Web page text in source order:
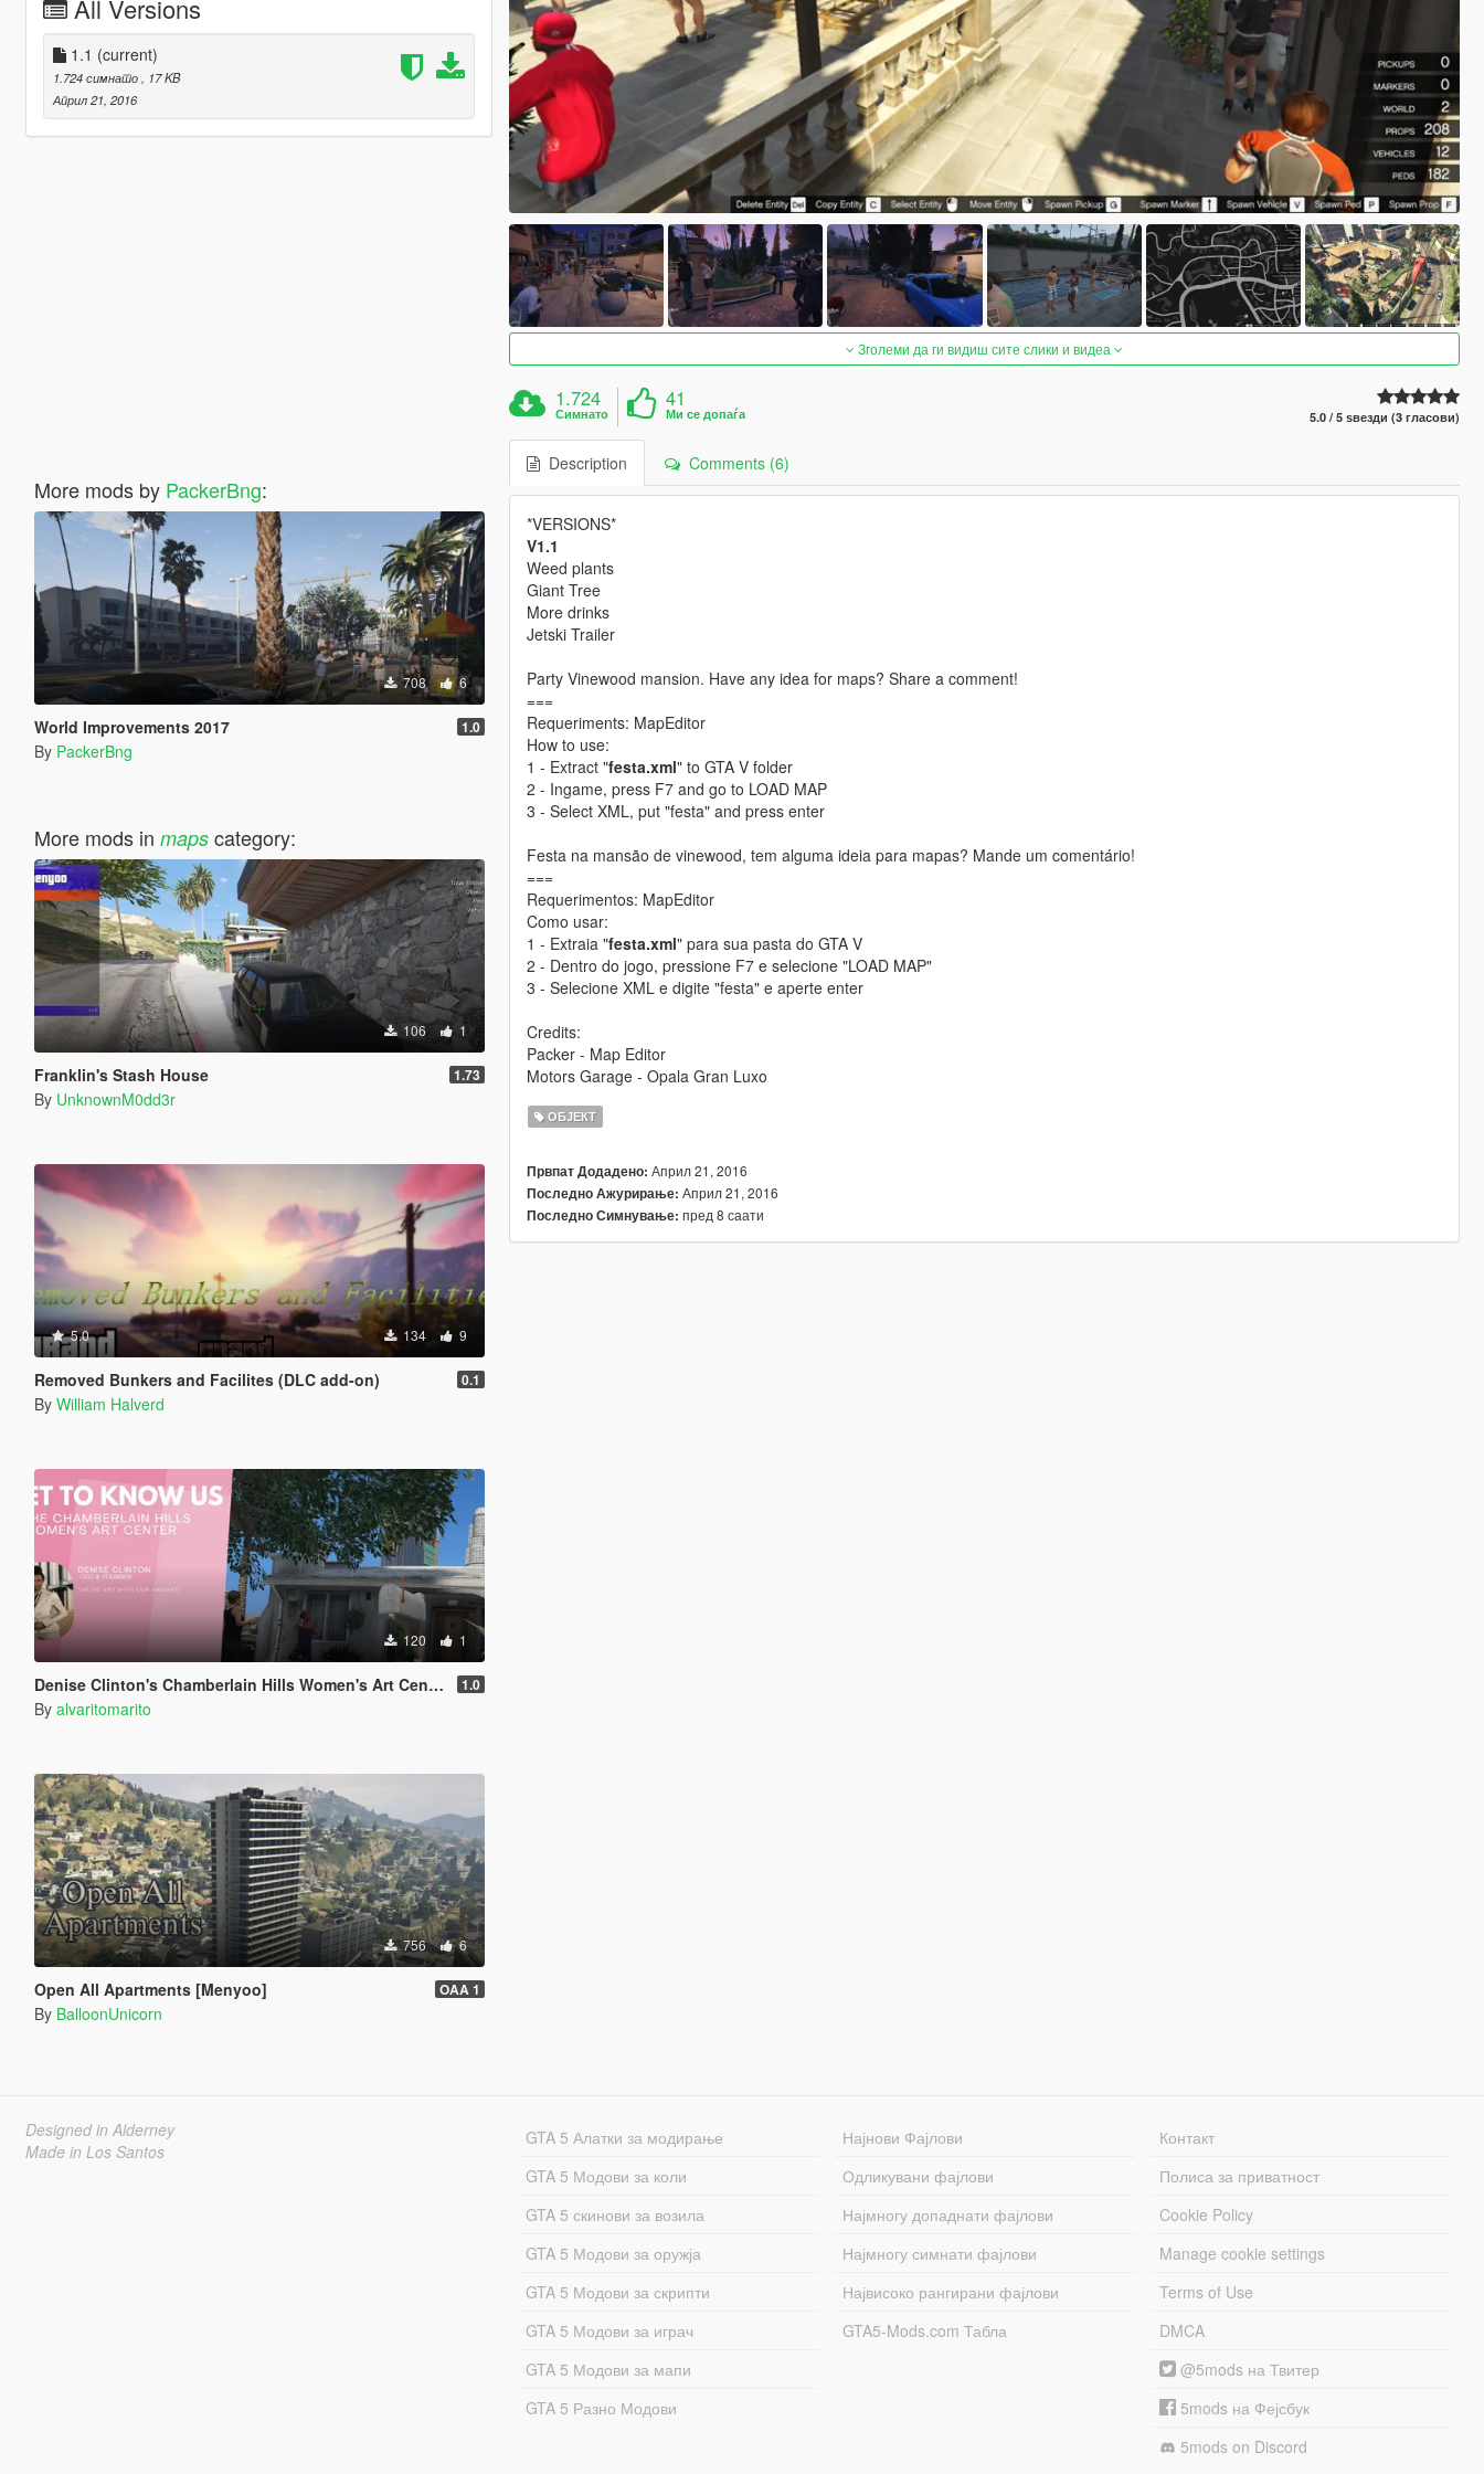
All Versions
1.1 (current)
1.724 симнато
, 17 KB
Април 21, 2016
More mods by PackerBng:
708 6
World Improvements 2017 1.0
By PackerBng
More mods in mapscategory:
106 1
Franklin's Stash House 1.73
By UnknownM0dd3r
5.0 134 9
Removed Bunkers and Facilites (DLC add-on) 0.1
By William Halverd
120 1
Denise Clinton's Chamberlain Hills Women's Art Center 1.0
By alvaritomarito
756 6
Open All Apartments [Menyoo] OAA 1
By BalloonUnicorn
Зголеми да ги видиш сите слики и видеа
1.724
Симнато
41
Ми се допаѓа 5.0 / 5 ѕвезди (3 гласови)
Description Comments (6)
*VERSIONS*
V1.1
Weed plants
Giant Tree
More drinks
Jetski Trailer
Party Vinewood mansion. Have any idea for maps? Share a comment!
===
Requeriments: MapEditor
How to use:
1 - Extract "festa.xml" to GTA V folder
2 - Ingame, press F7 and go to LOAD MAP
3 - Select XML, put "festa" and press enter
Festa na mansão de vinewood, tem alguma ideia para mapas? Mande um comentário!
===
Requerimentos: MapEditor
Como usar:
1 - Extraia "festa.xml" para sua pasta do GTA V
2 - Dentro do jogo, pressione F7 e selecione "LOAD MAP"
3 - Selecione XML e digite "festa" e aperte enter
Credits:
Packer - Map Editor
Motors Garage - Opala Gran Luxo
ОБЈЕКТ
Првпат Додадено: Април 21, 2016
Последно Ажурирање: Април 21, 2016
Последно Симнување: пред 8 саати
Designed in Alderney
Made in Los Santos
GTA 5 Алатки за модирање
GTA 5 Модови за коли
GTA 5 скинови за возила
GTA 5 Модови за оружја
GTA 5 Модови за скрипти
GTA 5 Модови за играч
GTA 5 Модови за мапи
GTA 5 Разно Модови
Најнови Фајлови
Одликувани фајлови
Најмногу допаднати фајлови
Најмногу симнати фајлови
Највисоко рангирани фајлови
GTA5-Mods.com Табла
Контакт
Полиса за приватност
Cookie Policy
Manage cookie settings
Terms of Use
DMCA
@5mods на Твитер
5mods на Фејсбук
5mods on Discord